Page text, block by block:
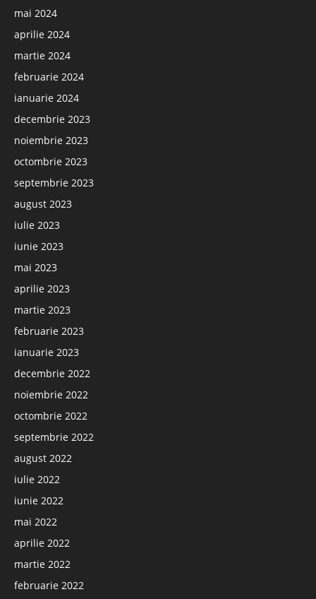
mai 2024
aprilie 2024
martie 2024
februarie 2024
ianuarie 2024
decembrie 2023
noiembrie 2023
octombrie 2023
septembrie 2023
august 2023
iulie 2023
iunie 2023
mai 2023
aprilie 2023
martie 2023
februarie 2023
ianuarie 2023
decembrie 2022
noiembrie 2022
octombrie 2022
septembrie 2022
august 2022
iulie 2022
iunie 2022
mai 2022
aprilie 2022
martie 2022
februarie 2022